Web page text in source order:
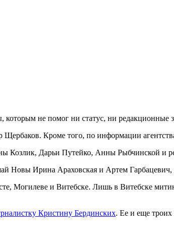
не помог ни статус, ни редакционные
Щербаков. Кроме того, по информации
Дарьи Путейко, Анны Рыбчинской и
Ирина Араховская и Артем Гарбацевич,
Могилеве и Витебске. Лишь в Витебске
Кристину Бердинских. Ее и еще троих